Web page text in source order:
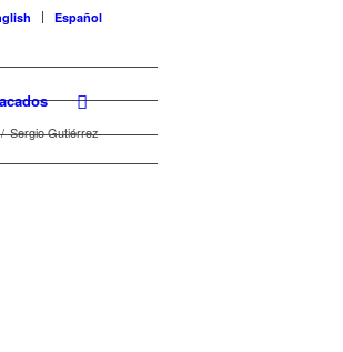
Español
/ Sergio Gutiérrez